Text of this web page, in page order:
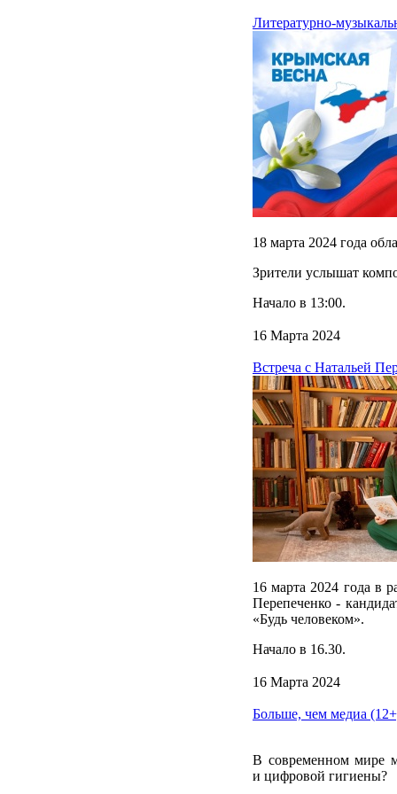
Литературно-
18 марта 2024 года
Зрители услышат
Начало в 13:00.
16 Марта 2024
Встреча с Натальей
16 марта 2024 года в
Перепеченко -
«Будь человеком».
Начало в 16.30.
16 Марта 2024
Больше, чем медиа
В современном мире
и цифровой гигиены?